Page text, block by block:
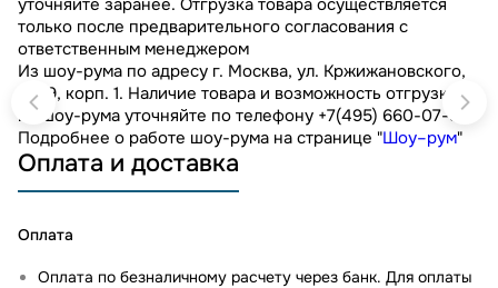
только после предварительного согласования с
ответственным менеджером
Из шоу-рума по адресу г. Москва, ул. Кржижановского,
д. 29, корп. 1. Наличие товара и возможность отгрузки
из шоу-рума уточняйте по телефону +7(495) 660-07-90.
Подробнее о работе шоу-рума на странице "Шоу–рум"
Оплата и доставка
Оплата
Оплата по безналичному расчету через банк. Для оплаты